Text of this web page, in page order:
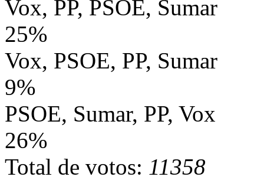
Vox, PP, PSOE, Sumar
25%
Vox, PSOE, PP, Sumar
9%
PSOE, Sumar, PP, Vox
26%
Total de votos: 11358